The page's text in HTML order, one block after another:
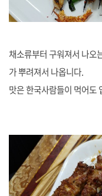
채소류부터 구워져서 나오
가 뿌려져서 나옵니다.
맛은 한국사람들이 먹어도